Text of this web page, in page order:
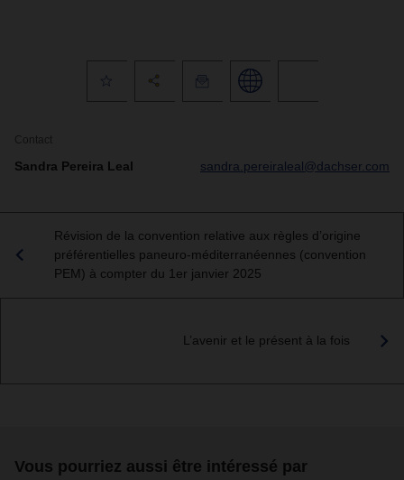
Contact
Sandra Pereira Leal sandra.pereiraleal@dachser.com
Révision de la convention relative aux règles d’origine
préférentielles paneuro-méditerranéennes (convention
PEM) à compter du 1er janvier 2025
L’avenir et le présent à la fois
Vous pourriez aussi être intéressé par